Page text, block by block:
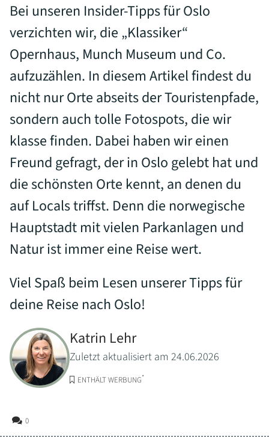
Bei unseren Insider-Tipps für Oslo
verzichten wir, die „Klassiker“
Opernhaus, Munch Museum und Co.
aufzuzählen. In diesem Artikel findest du
nicht nur Orte abseits der Touristenpfade,
sondern auch tolle Fotospots, die wir
klasse finden. Dabei haben wir einen
Freund gefragt, der in Oslo gelebt hat und
die schönsten Orte kennt, an denen du
auf Locals triffst. Denn die norwegische
Hauptstadt mit vielen Parkanlagen und
Natur ist immer eine Reise wert.
Viel Spaß beim Lesen unserer Tipps für
deine Reise nach Oslo!
Katrin Lehr
Zuletzt aktualisiert am 24.06.2026
ENTHÄLT WERBUNG*
0